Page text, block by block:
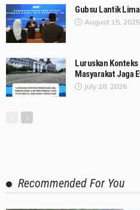
Gubsu Lantik Lima
August 15, 2025
Luruskan
Masyarakat Jaga
July 28, 2026
Recommended For You